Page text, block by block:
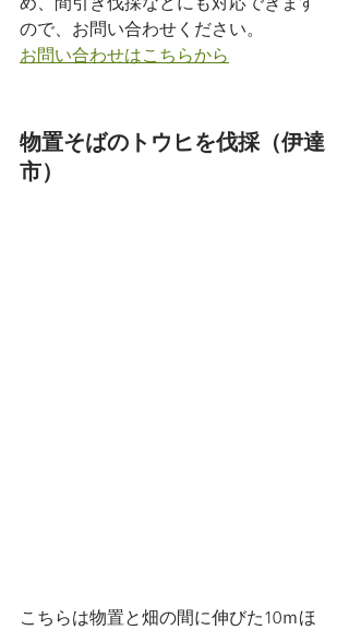
ので、お問い合わせください。
お問い合わせはこちらから
物置そばのトウヒを伐採（伊達
市）
こちらは物置と畑の間に伸びた10ｍほ